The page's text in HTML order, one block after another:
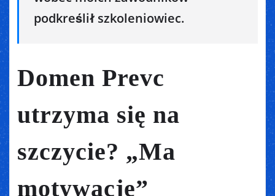
podkreślił szkoleniowiec.
Domen Prevc
utrzyma się na
szczycie? „Ma
motywację”